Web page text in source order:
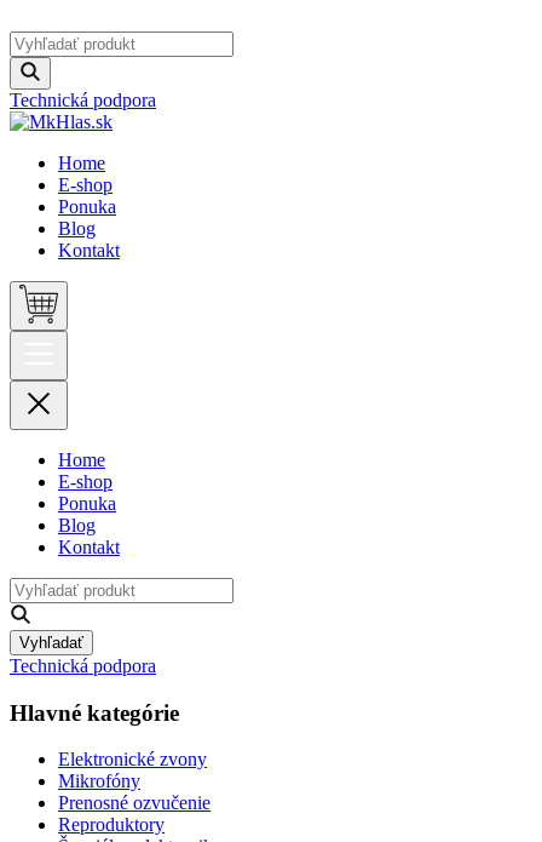
Technická podpora
Home
E-shop
Ponuka
Blog
Kontakt
Home
E-shop
Ponuka
Blog
Kontakt
Vyhľadať
Technická podpora
Hlavné kategórie
Elektronické zvony
Mikrofóny
Prenosné ozvučenie
Reproduktory